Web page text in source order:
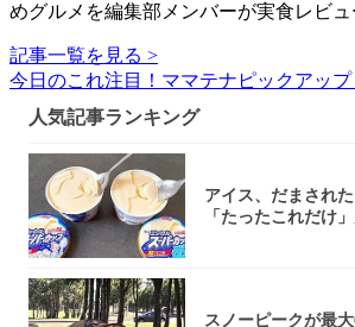
めグルメを編集部メンバーが実食レビュ
記事一覧を見る >
今日のこれ注目！ママテナピックアップ
人気記事ランキング
アイス、だまされ
「たったこれだけ
スノーピークが最